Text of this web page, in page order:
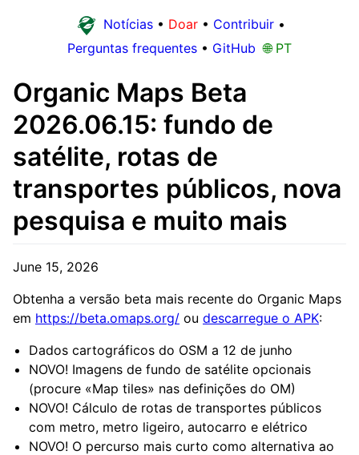
Notícias • Doar • Contribuir •
Perguntas frequentes • GitHub 🌐 PT
Organic Maps Beta
2026.06.15: fundo de
satélite, rotas de
transportes públicos, nova
pesquisa e muito mais
June 15, 2026
Obtenha a versão beta mais recente do Organic Maps
em https://beta.omaps.org/ ou descarregue o APK:
Dados cartográficos do OSM a 12 de junho
NOVO! Imagens de fundo de satélite opcionais
(procure «Map tiles» nas definições do OM)
NOVO! Cálculo de rotas de transportes públicos
com metro, metro ligeiro, autocarro e elétrico
NOVO! O percurso mais curto como alternativa ao